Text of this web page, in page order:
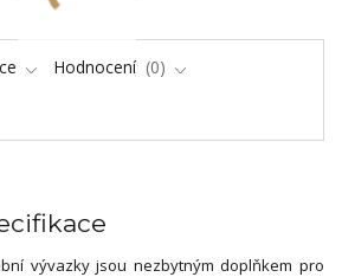
Hodnocení
0
vývazky jsou nezbytným doplňkem pro